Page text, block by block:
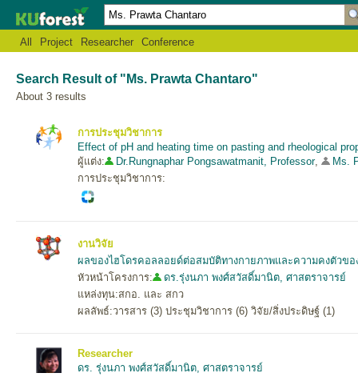
All Project Researcher Conference
Search Result of "Ms. Prawta Chantaro"
About 3 results
การประชุมวิชาการ
Effect of pH and heating time on pasting and rheological
ผู้แต่ง:
Dr.Rungnaphar Pongsawatmanit, Professor,
Ms.
การประชุมวิชาการ:
งานวิจัย
ผลของไฮโดรคอลลอยด์ต่อสมบัติทางกายภาพและความคงตัวข
หัวหน้าโครงการ:
ดร.รุ่งนภา พงศ์สวัสดิ์มานิต, ศาสตราจารย์
แหล่งทุน:สกอ. และ สกว
ผลลัพธ์:วารสาร (3) ประชุมวิชาการ (6) วิจัย/สิ่งประดิษฐ์ (1)
Researcher
ดร. รุ่งนภา พงศ์สวัสดิ์มานิต, ศาสตราจารย์